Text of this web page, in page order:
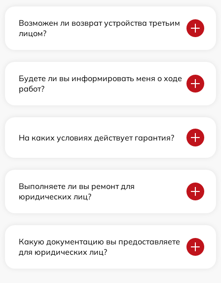
Возможен ли возврат устройства третьим
лицом?
Будете ли вы информировать меня о ходе
работ?
На каких условиях действует гарантия?
Выполняете ли вы ремонт для
юридических лиц?
Какую документацию вы предоставляете
для юридических лиц?